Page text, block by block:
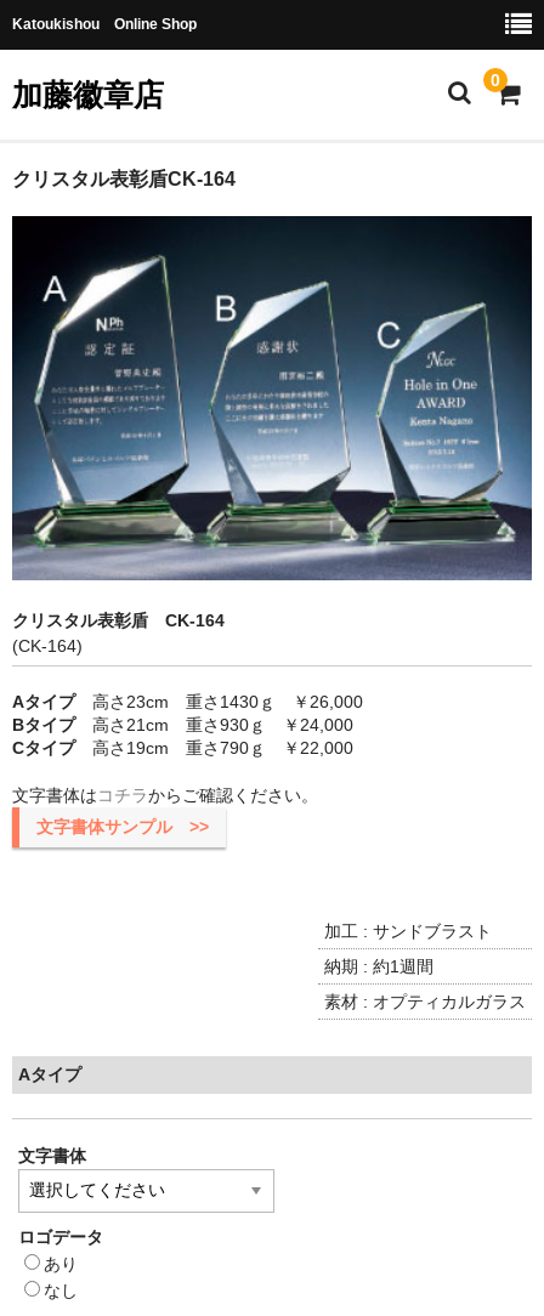
Katoukishou Online Shop
加藤徽章店 0
HOME
ショッピングガイド
ご注文の流れ
彫刻・加工について
会社概要
お問合せ
カート
クリスタル表彰盾CK-164
クリスタル表彰盾 CK-164
(CK-164)
Aタイプ高さ23cm 重さ1430ｇ ￥26,000
Bタイプ高さ21cm 重さ930ｇ ￥24,000
Cタイプ高さ19cm 重さ790ｇ ￥22,000
文字書体はコチラからご確認ください。
文字書体サンプル >>
加工 : サンドブラスト
納期 : 約1週間
素材 : オプティカルガラス
Aタイプ
文字書体
ロゴデータ
あり
なし